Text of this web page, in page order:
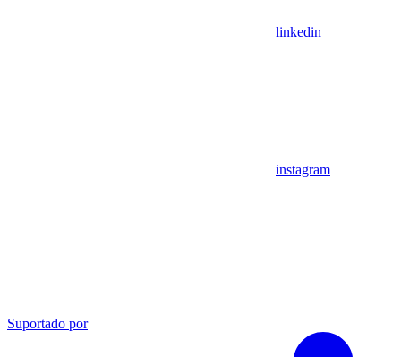
linkedin
instagram
Suportado por